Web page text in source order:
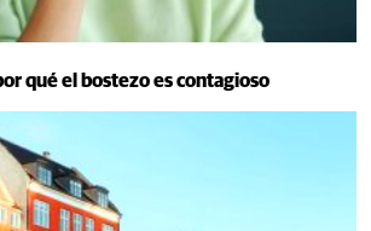
qué el bostezo es contagioso